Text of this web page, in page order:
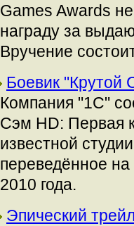
Games Awards
награду за
Вручение
Боевик "Крутой
Компания "1С"
Сэм HD: Первая
известной
переведённое на
2010 года.
Эпический